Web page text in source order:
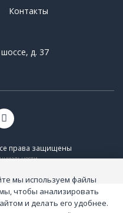
Контакты
д. 37
права защищены
мы используем файлы
чтобы анализировать
и делать его удобнее.